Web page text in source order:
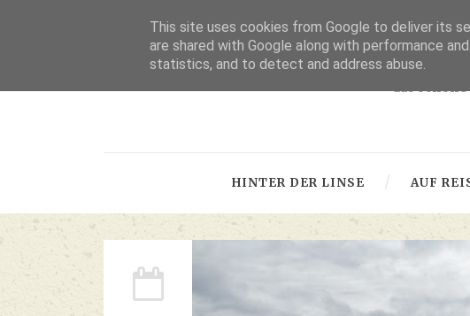
HINTER DER LINSE AUF
This site uses cookies from Google to deliver its
are shared with Google along with performance
statistics, and to detect and address abuse.